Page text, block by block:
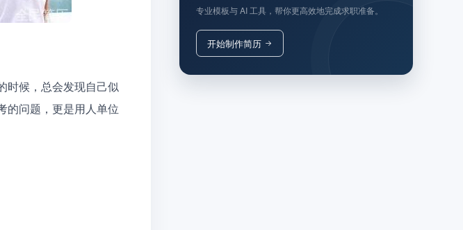
候，总会发现自己似
的问题，更是用人单位
专业模板与 AI 工具，帮你更高效地完成求职准备。
开始制作简历